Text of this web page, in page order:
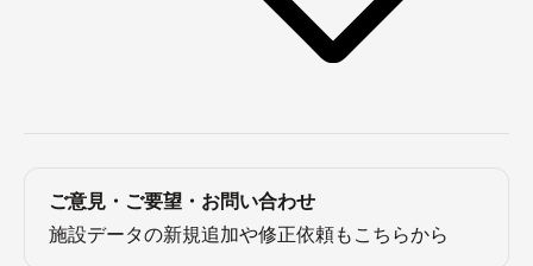
ご意見・ご要望・お問い合わせ
施設データの新規追加や修正依頼もこちらから